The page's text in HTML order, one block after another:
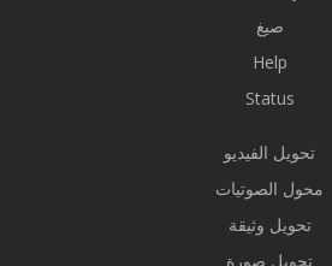
صيغ
Help
Status
تحويل الفيديو
محول الصوتيات
تحويل وثيقة
تحويل صورة